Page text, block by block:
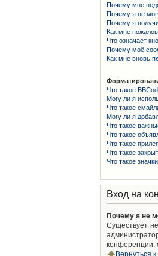
Почему мне
Почему я не
Почему я
Как мне
Что означает
Почему моё
Как мне вновь
Что такое
Могу ли я
Что такое
Могу ли я
Что такое
Что такое
Что такое
Что такое
Что такое
Вход на
Почему я не
Существует
конференции,
Вернуться